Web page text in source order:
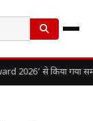
2026’ से किया गया